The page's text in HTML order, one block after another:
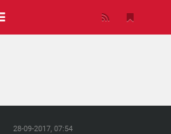
28-09-2017, 07:54